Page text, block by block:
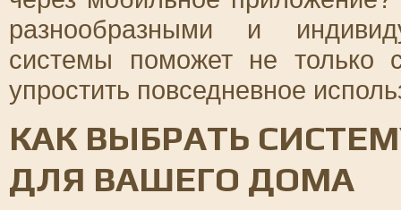
разнообразными и
системы поможет не только
упростить повседневное
КАК ВЫБРАТЬ
ДЛЯ ВАШЕГО ДОМА